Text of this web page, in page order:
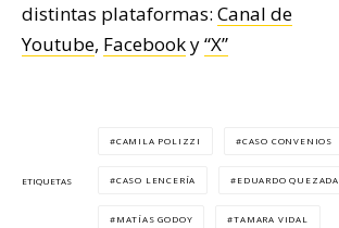
distintas plataformas: Canal de
Youtube, Facebooky“X”
ETIQUETAS
CAMILA POLIZZI CASO CONVENIOS
CASO LENCERÍA EDUARDO QUEZADA
MATÍAS GODOY TAMARA VIDAL